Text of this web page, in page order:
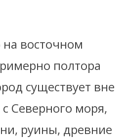
восточном
полтора
существует вне
Северного моря,
руины, древние